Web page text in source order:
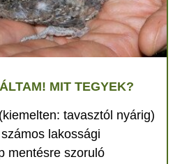
MIT TEGYEK?
tavasztól nyárig)
lakossági
mentésre szoruló